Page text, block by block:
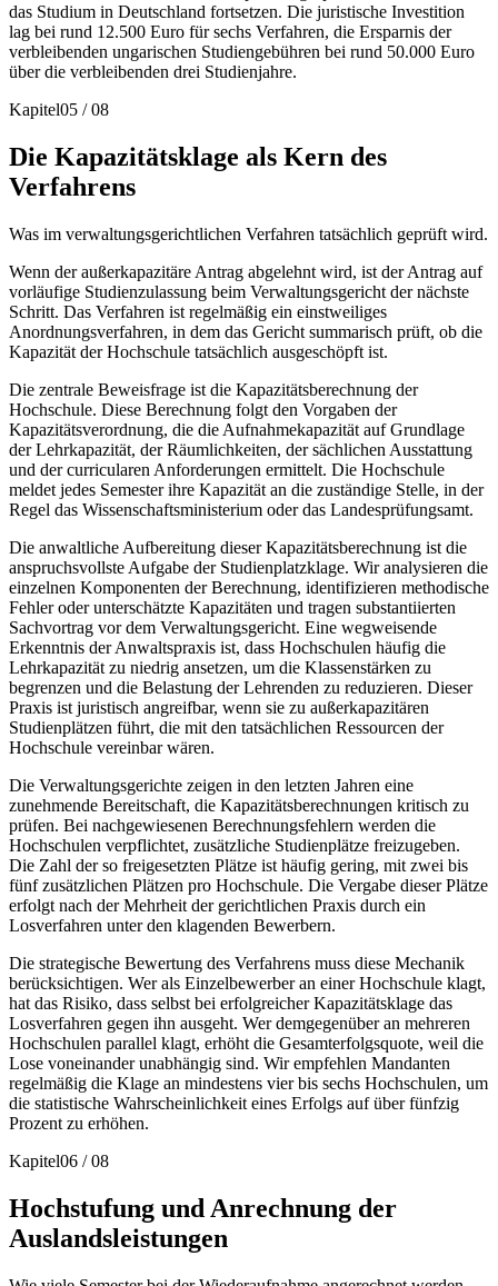
das Studium in Deutschland fortsetzen. Die juristische Investition
lag bei rund 12.500 Euro für sechs Verfahren, die Ersparnis der
verbleibenden ungarischen Studiengebühren bei rund 50.000 Euro
über die verbleibenden drei Studienjahre.
Kapitel05 /08
Die Kapazitätsklage als Kern des
Verfahrens
Was im verwaltungsgerichtlichen Verfahren tatsächlich geprüft wird.
Wenn der außerkapazitäre Antrag abgelehnt wird, ist der Antrag auf
vorläufige Studienzulassung beim Verwaltungsgericht der nächste
Schritt. Das Verfahren ist regelmäßig ein einstweiliges
Anordnungsverfahren, in dem das Gericht summarisch prüft, ob die
Kapazität der Hochschule tatsächlich ausgeschöpft ist.
Die zentrale Beweisfrage ist die Kapazitätsberechnung der
Hochschule. Diese Berechnung folgt den Vorgaben der
Kapazitätsverordnung, die die Aufnahmekapazität auf Grundlage
der Lehrkapazität, der Räumlichkeiten, der sächlichen Ausstattung
und der curricularen Anforderungen ermittelt. Die Hochschule
meldet jedes Semester ihre Kapazität an die zuständige Stelle, in der
Regel das Wissenschaftsministerium oder das Landesprüfungsamt.
Die anwaltliche Aufbereitung dieser Kapazitätsberechnung ist die
anspruchsvollste Aufgabe der Studienplatzklage. Wir analysieren die
einzelnen Komponenten der Berechnung, identifizieren methodische
Fehler oder unterschätzte Kapazitäten und tragen substantiierten
Sachvortrag vor dem Verwaltungsgericht. Eine wegweisende
Erkenntnis der Anwaltspraxis ist, dass Hochschulen häufig die
Lehrkapazität zu niedrig ansetzen, um die Klassenstärken zu
begrenzen und die Belastung der Lehrenden zu reduzieren. Dieser
Praxis ist juristisch angreifbar, wenn sie zu außerkapazitären
Studienplätzen führt, die mit den tatsächlichen Ressourcen der
Hochschule vereinbar wären.
Die Verwaltungsgerichte zeigen in den letzten Jahren eine
zunehmende Bereitschaft, die Kapazitätsberechnungen kritisch zu
prüfen. Bei nachgewiesenen Berechnungsfehlern werden die
Hochschulen verpflichtet, zusätzliche Studienplätze freizugeben.
Die Zahl der so freigesetzten Plätze ist häufig gering, mit zwei bis
fünf zusätzlichen Plätzen pro Hochschule. Die Vergabe dieser Plätze
erfolgt nach der Mehrheit der gerichtlichen Praxis durch ein
Losverfahren unter den klagenden Bewerbern.
Die strategische Bewertung des Verfahrens muss diese Mechanik
berücksichtigen. Wer als Einzelbewerber an einer Hochschule klagt,
hat das Risiko, dass selbst bei erfolgreicher Kapazitätsklage das
Losverfahren gegen ihn ausgeht. Wer demgegenüber an mehreren
Hochschulen parallel klagt, erhöht die Gesamterfolgsquote, weil die
Lose voneinander unabhängig sind. Wir empfehlen Mandanten
regelmäßig die Klage an mindestens vier bis sechs Hochschulen, um
die statistische Wahrscheinlichkeit eines Erfolgs auf über fünfzig
Prozent zu erhöhen.
Kapitel06 /08
Hochstufung und Anrechnung der
Auslandsleistungen